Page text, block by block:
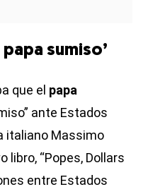
sumiso’
que el papa
ante Estados
italiano Massimo
libro, “Popes, Dollars
entre Estados